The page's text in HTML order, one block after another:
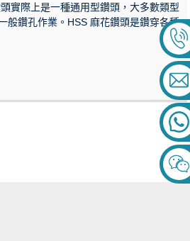
實際上是一種通用型鑽頭，大多數類型
般鑽孔作業。HSS 麻花鑽頭是鑽穿各種